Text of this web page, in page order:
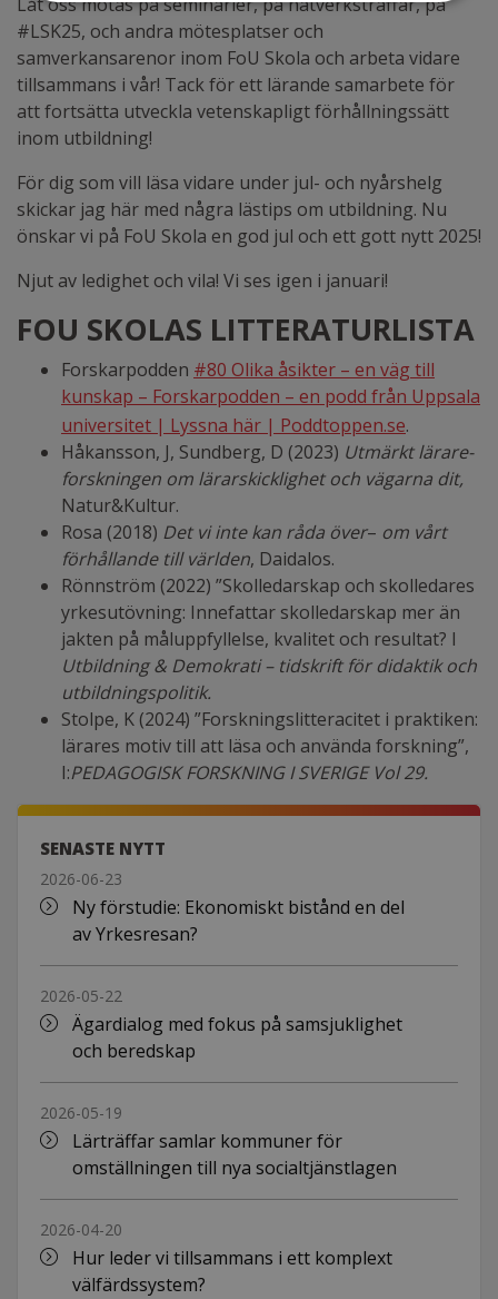
#LSK25, och andra mötesplatser och
samverkansarenor inom FoU Skola och arbeta vidare
tillsammans i vår! Tack för ett lärande samarbete för
att fortsätta utveckla vetenskapligt förhållningssätt
inom utbildning!
För dig som vill läsa vidare under jul- och nyårshelg
skickar jag här med några lästips om utbildning. Nu
önskar vi på FoU Skola en god jul och ett gott nytt 2025!
Njut av ledighet och vila! Vi ses igen i januari!
FOU SKOLAS LITTERATURLISTA
Forskarpodden #80 Olika åsikter – en väg till
kunskap – Forskarpodden – en podd från Uppsala
universitet | Lyssna här | Poddtoppen.se.
Håkansson, J, Sundberg, D (2023) Utmärkt lärare-
forskningen om lärarskicklighet och vägarna dit,
Natur&Kultur.
Rosa (2018) Det vi inte kan råda över– om vårt
förhållande till världen, Daidalos.
Rönnström (2022) ”Skolledarskap och skolledares
yrkesutövning: Innefattar skolledarskap mer än
jakten på måluppfyllelse, kvalitet och resultat? I
Utbildning & Demokrati – tidskrift för didaktik och
utbildningspolitik.
Stolpe, K (2024) ”Forskningslitteracitet i praktiken:
lärares motiv till att läsa och använda forskning”,
I:PEDAGOGISK FORSKNING I SVERIGE Vol 29.
SENASTE NYTT
2026-06-23
Ny förstudie: Ekonomiskt bistånd en del
av Yrkesresan?
2026-05-22
Ägardialog med fokus på samsjuklighet
och beredskap
2026-05-19
Lärträffar samlar kommuner för
omställningen till nya socialtjänstlagen
2026-04-20
Hur leder vi tillsammans i ett komplext
välfärdssystem?